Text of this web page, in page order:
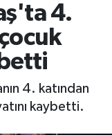
4.
4. katından
kaybetti.
Haritası